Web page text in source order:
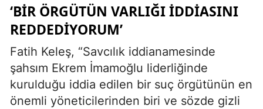
‘BİR ÖRGÜTÜN VARLIĞI İDDİASINI
REDDEDİYORUM’
Fatih Keleş, “Savcılık iddianamesinde
şahsım Ekrem İmamoğlu liderliğinde
kurulduğu iddia edilen bir suç örgütünün en
önemli yöneticilerinden biri ve sözde gizli